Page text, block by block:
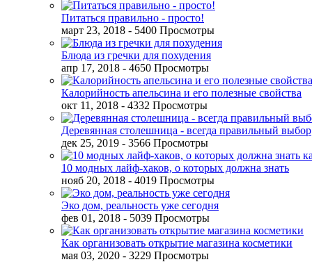
Питаться правильно - просто!
март 23, 2018 - 5400 Просмотры
Блюда из гречки для похудения
апр 17, 2018 - 4650 Просмотры
Калорийность апельсина и его полезные свойства
окт 11, 2018 - 4332 Просмотры
Деревянная столешница - всегда правильный выбор
дек 25, 2019 - 3566 Просмотры
10 модных лайф-хаков, о которых должна знать
нояб 20, 2018 - 4019 Просмотры
Эко дом, реальность уже сегодня
фев 01, 2018 - 5039 Просмотры
Как организовать открытие магазина косметики
мая 03, 2020 - 3229 Просмотры